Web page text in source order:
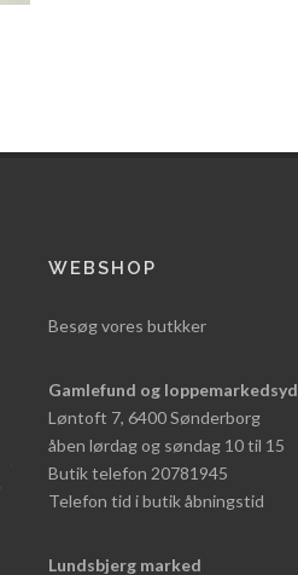
WEBSHOP
Besøg vores butkker
Gamlefund og loppemarkedsyd
Løntoft 7, 6400 Sønderborg
åben lørdag og søndag 10 til 15
Butik telefon 20781945
Telefon tid i butik åbningstid
Lundsbjerg marked